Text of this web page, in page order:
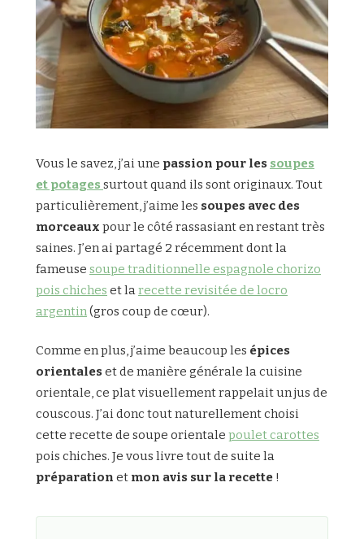
Vous le savez, j’ai une passion pour les soupes
et potages surtout quand ils sont originaux. Tout
particulièrement, j’aime les soupes avec des
morceaux pour le côté rassasiant en restant très
saines. J’en ai partagé 2 récemment dont la
fameuse soupe traditionnelle espagnole chorizo
pois chiches et larecette revisitée de locro
argentin(gros coup de cœur).
Comme en plus, j’aime beaucoup les épices
orientaleset de manière générale la cuisine
orientale, ce plat visuellement rappelait un jus de
couscous. J’ai donc tout naturellement choisi
cette recette de soupe orientale poulet carottes
pois chiches. Je vous livre tout de suite la
préparation et mon avis sur la recette !